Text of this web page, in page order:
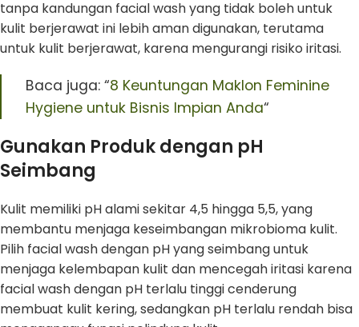
tanpa kandungan facial wash yang tidak boleh untuk
kulit berjerawat ini lebih aman digunakan, terutama
untuk kulit berjerawat, karena mengurangi risiko iritasi.
Baca juga: “8 Keuntungan Maklon Feminine
Hygiene untuk Bisnis Impian Anda“
Gunakan Produk dengan pH
Seimbang
Kulit memiliki pH alami sekitar 4,5 hingga 5,5, yang
membantu menjaga keseimbangan mikrobioma kulit.
Pilih facial wash dengan pH yang seimbang untuk
menjaga kelembapan kulit dan mencegah iritasi karena
facial wash dengan pH terlalu tinggi cenderung
membuat kulit kering, sedangkan pH terlalu rendah bisa